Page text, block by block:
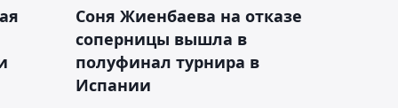
Соня Жиенбаева на отказе
соперницы вышла в
полуфинал турнира в
Испании